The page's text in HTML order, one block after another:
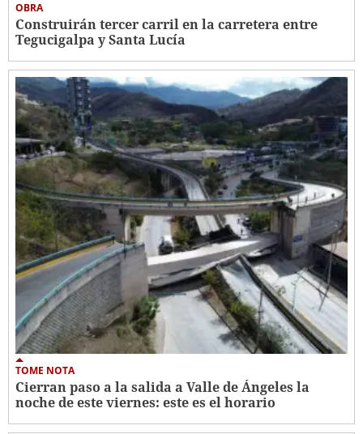
OBRA
Construirán tercer carril en la carretera entre
Tegucigalpa y Santa Lucía
TOME NOTA
Cierran paso a la salida a Valle de Ángeles la
noche de este viernes: este es el horario